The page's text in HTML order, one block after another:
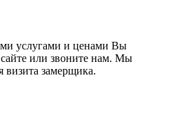
услугами и ценами Вы
сайте или звоните нам. Мы
визита замерщика.